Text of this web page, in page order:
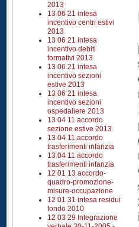
2013
13 06 21 intesa
incentivo centri estivi
2013
13 06 21 intesa
incentivo debiti
formativi 2013
13 06 21 intesa
incentivo sezioni
estive 2013
13 06 21 intesa
incentivo sezioni
ospedaliere 2013
13 04 11 accordo
sezione estive 2013
13 04 11 accordo
trasferimenti infanzia
13 04 11 accordo
trasferimenti infanzia
12 01 13 accordo-
quadro-promozione-
misure-occupazione
12 01 31 intesa residui
fondo 2010
12 03 29 Integrazione